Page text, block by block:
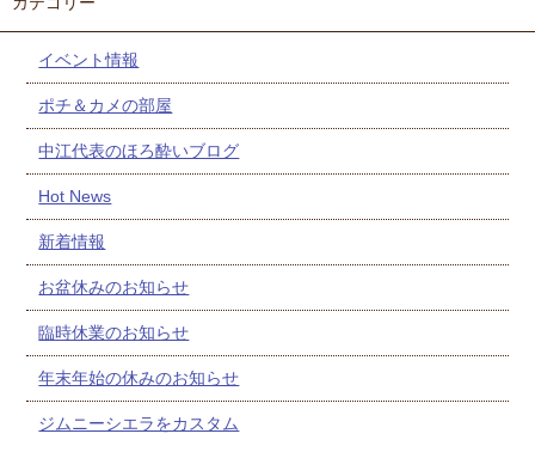
イベント情報
ポチ＆カメの部屋
中江代表のほろ酔いブログ
Hot News
新着情報
お盆休みのお知らせ
臨時休業のお知らせ
年末年始の休みのお知らせ
ジムニーシエラをカスタム